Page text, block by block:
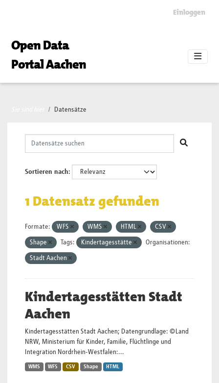
Einloggen
Open Data
Portal Aachen
Datensätze
Sortieren nach
1 Datensatz gefunden
Formate: WFS WMS HTML CSV
Shape Tags: Kindertagesstätte Organisationen:
Stadt Aachen
Kindertagesstätten Stadt
Aachen
Kindertagesstätten Stadt Aachen; Datengrundlage: ©Land
NRW, Ministerium für Kinder, Familie, Flüchtlinge und
Integration Nordrhein-Westfalen:...
WMS WFS CSV Shape HTML